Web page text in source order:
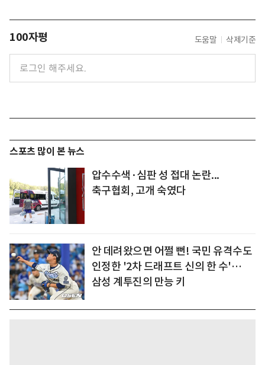
100자평 도움말 삭제기준
스포츠 많이 본 뉴스
압수수색·심판 성 접대 논란...
축구협회, 고개 숙였다
안 데려왔으면 어쩔 뻔! 국민 유격수도
인정한 '2차 드래프트 신의 한 수'…
삼성 계투진의 만능 키